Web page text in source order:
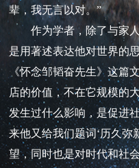
辈，我无言以对。”
作为学者，除了与家人
是用著述表达他对世界的
《怀念邹韬奋先生》这篇
店的价值，不在它规模的
发生过什么影响，是促进
来他又给我们题词‘历久弥
望，同时也是对时代和社